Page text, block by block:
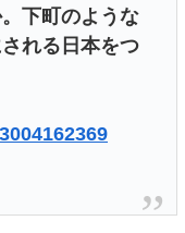
下町のような
れる日本をつ